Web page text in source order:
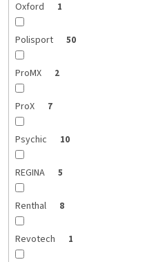
Oxford 1
Polisport 50
ProMX 2
ProX 7
Psychic 10
REGINA 5
Renthal 8
Revotech 1